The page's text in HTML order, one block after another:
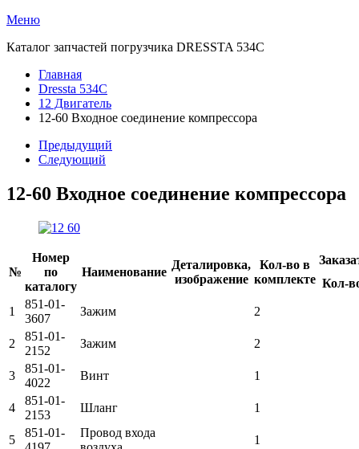
Меню
Каталог запчастей погрузчика DRESSTA 534C
Главная
Dressta 534C
12 Двигатель
12-60 Входное соединение компрессора
Предыдущий
Следующий
12-60 Входное соединение компрессора
№
Номер
по
каталогу
Наименование
Деталировка,
изображение
Кол-во в
комплекте Кол-
1
851-01-
3607
Зажим 2
2
851-01-
2152
Зажим 2
3
851-01-
4022
Винт 1
4
851-01-
2153
Шланг 1
5
851-01-
Провод входа
1